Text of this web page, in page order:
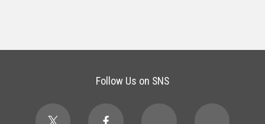
Follow Us on SNS